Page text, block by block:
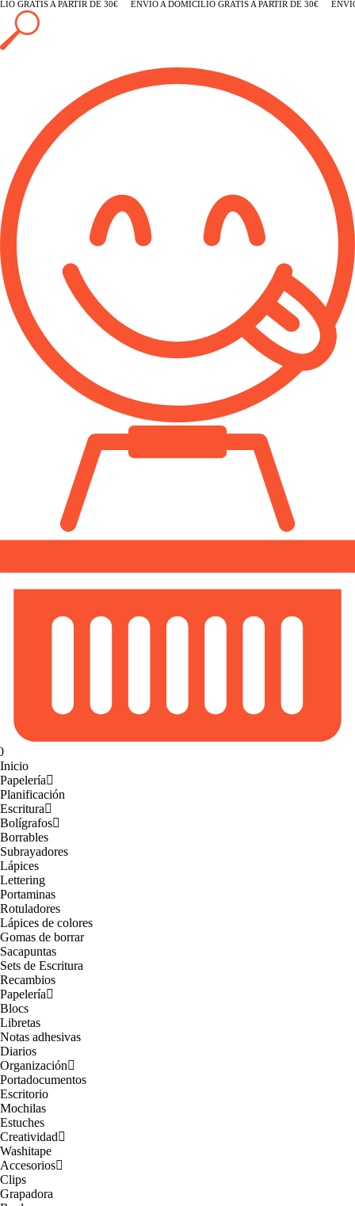
GRATIS A PARTIR DE 30€ ENVÍO A DOMICILIO GRATIS A PARTIR DE 30€ ENVÍO
Inicio
Papelería
Planificación
Escritura
Bolígrafos
Borrables
Subrayadores
Lápices
Lettering
Portaminas
Rotuladores
Lápices de colores
Gomas de borrar
Sacapuntas
Sets de Escritura
Recambios
Papelería
Blocs
Libretas
Notas adhesivas
Diarios
Organización
Portadocumentos
Escritorio
Mochilas
Estuches
Creatividad
Washitape
Accesorios
Clips
Grapadora